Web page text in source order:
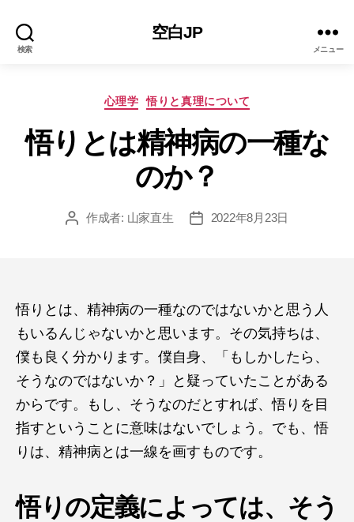
検索
空白JP
メニュー
カ
ゴ
リ
ー
心理学 悟りと真理について
悟りとは精神病の一種な
のか？
投 作成者: 山家直生
投
2022年8月23日
悟りとは、精神病の一種なのではないかと思う人
もいるんじゃないかと思います。その気持ちは、
僕も良く分かります。僕自身、「もしかしたら、
そうなのではないか？」と疑っていたことがある
からです。もし、そうなのだとすれば、悟りを目
指すということに意味はないでしょう。でも、悟
りは、精神病とは一線を画すものです。
悟りの定義によっては、そう